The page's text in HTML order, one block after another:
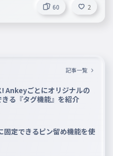
60 2
記事一覧
Ankeyごとにオリジナルの
る『タグ機能』を紹介
固定できるピン留め機能を使